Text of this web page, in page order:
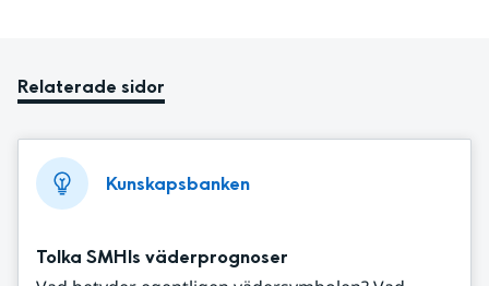
Relaterade sidor
Kunskapsbanken
Tolka SMHIs väderprognoser